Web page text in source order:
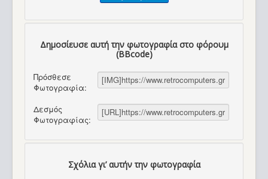
Δημοσίευσε αυτή την φωτογραφία στο φόρουμ
(BBcode)
Πρόσθεσε
Φωτογραφία:
Δεσμός
Φωτογραφίας:
Σχόλια γι’ αυτήν την φωτογραφία